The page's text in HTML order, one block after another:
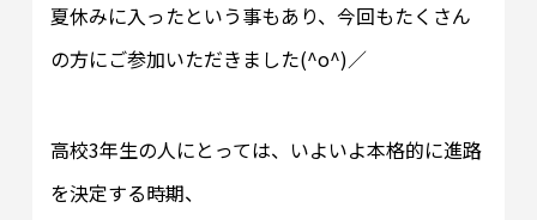
夏休みに入ったという事もあり、今回もたくさん
の方にご参加いただきました(^o^)／
高校3年生の人にとっては、いよいよ本格的に進路
を決定する時期、